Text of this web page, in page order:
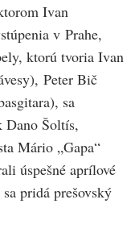
Ivan
v Prahe,
ktorú tvoria Ivan
Peter Bič
sa
Dano Šoltís,
Mário „Gapa“
úspešné aprílové
pridá prešovský